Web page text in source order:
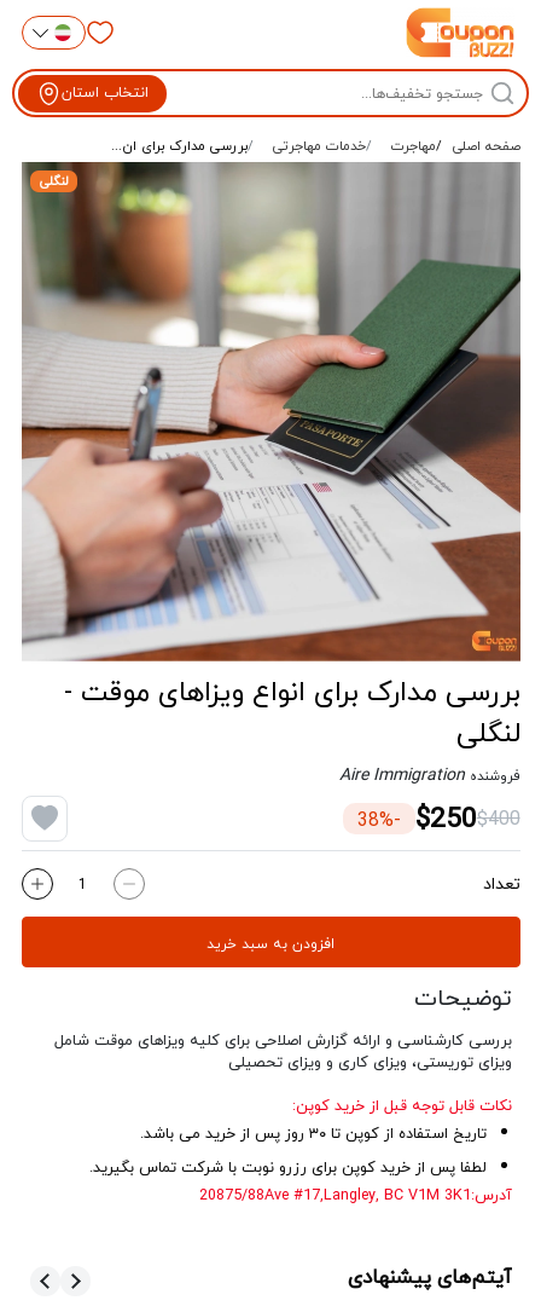
انتخاب استان
صفحه اصلی مهاجرت خدمات مهاجرتی بررسی مدارک برای ان...
لنگلی
بررسی مدارک برای انواع ویزاهای موقت -
لنگلی
فروشنده Aire Immigration
$400
$250
-38%
تعداد
افزودن به سبد خرید
توضیحات
بررسی کارشناسی و ارائه گزارش اصلاحی برای کلیه ویزاهای موقت شامل
ویزای توریستی، ویزای کاری و ویزای تحصیلی
نکات قابل توجه قبل از خرید کوپن:
تاریخ استفاده از کوپن تا ۳۰ روز پس از خرید می باشد.
لطفا پس از خرید کوپن برای رزرو نوبت با شرکت تماس بگیرید.
آدرس:20875/88Ave #17,Langley, BC V1M 3K1
آیتم‌های پیشنهادی